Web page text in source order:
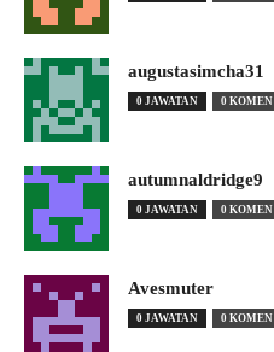
augustasimcha31
0 JAWATAN 0 KOMEN
autumnaldridge9
0 JAWATAN 0 KOMEN
Avesmuter
0 JAWATAN 0 KOMEN